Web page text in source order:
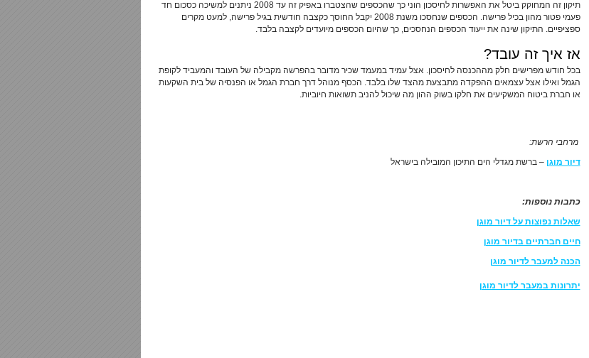
תיקון זה המחוקק ביטל את האפשרות לחיסכון הוני כך שהכספים שהצטברו באפיק זה עד 2008 ניתנים למשיכה כסכום חד
פעמי פטור מהון בכיל פרישה. הכספים שנחסכו משנת 2008 יקבל החוסך כקצבה חודשית בגיל פרישה, למעט מקרים
ספציפיים. התיקון שינה את ייעוד הכספים הנחסכים, כך שהיום הכספים מיועדים לקצבה בלבד.
אז איך זה עובד?
בכל חודש מפרישים חלק מההכנסה לחיסכון. אצל עמיד במעמד שכיר מדובר בהפרשה מקבילה של העובד והמעביד לקופת
הגמל ואילו אצל עצמאים ההפקדה מתבצעת מהצד שלו בלבד. הכסף מנוהל דרך חברת הגמל או הפנסיה של בית השקעות
או חברת ביטוח המשקיעים את חלקו בשוק ההון מה שיכול להניב תשואות חיוביות.
מרחבי הרשת:
דיור מוגן – ברשת מגדלי הים התיכון המובילה בישראל
כתבות נוספות:
שאלות נפוצות על דיור מוגן
חיים חברתיים בדיור מוגן
הכנה למעבר לדיור מוגן
יתרונות במעבר לדיור מוגן